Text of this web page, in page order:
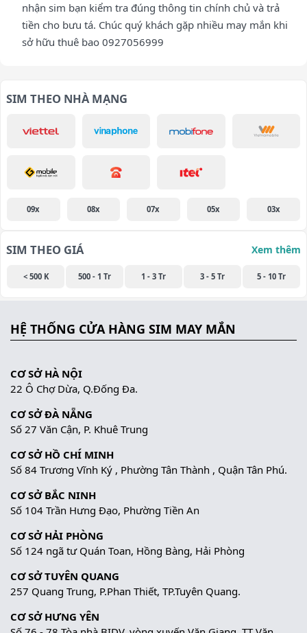
nhận sim bạn kiểm tra đúng thông tin chính chủ và trả
tiền cho bưu tá. Chúc quý khách gặp nhiều may mắn khi
sở hữu thuê bao 0927056999
SIM THEO NHÀ MẠNG
09x 08x 07x 05x 03x
SIM THEO GIÁ Xem thêm
< 500 K 500 - 1 Tr 1 - 3 Tr 3 - 5 Tr 5 - 10 Tr
HỆ THỐNG CỬA HÀNG SIM MAY MẮN
CƠ SỞ HÀ NỘI
22 Ô Chợ Dừa, Q.Đống Đa.
CƠ SỞ ĐÀ NẴNG
Số 27 Văn Cận, P. Khuê Trung
CƠ SỞ HỒ CHÍ MINH
Số 84 Trương Vĩnh Ký , Phường Tân Thành , Quận Tân Phú.
CƠ SỞ BẮC NINH
Số 104 Trần Hưng Đạo, Phường Tiền An
CƠ SỞ HẢI PHÒNG
Số 124 ngã tư Quán Toan, Hồng Bàng, Hải Phòng
CƠ SỞ TUYÊN QUANG
257 Quang Trung, P.Phan Thiết, TP.Tuyên Quang.
CƠ SỞ HƯNG YÊN